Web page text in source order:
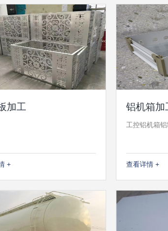
加工
+
铝机箱加
工控铝机箱
查看详情 +